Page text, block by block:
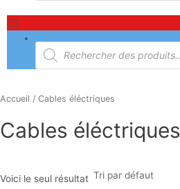
Recherche
de
produits
Accueil / Cables éléctriques
Cables éléctriques
Voici le seul résultat